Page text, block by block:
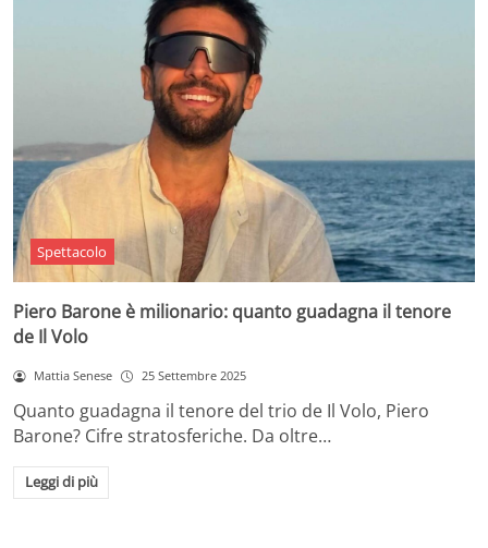
Spettacolo
Piero Barone è milionario: quanto guadagna il tenore
de Il Volo
Mattia Senese 25 Settembre 2025
Quanto guadagna il tenore del trio de Il Volo, Piero
Barone? Cifre stratosferiche. Da oltre…
Leggi di più